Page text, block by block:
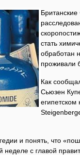
стать
обработан
проживали
Как
Сьюзен
египетском
и понять, что
с главой